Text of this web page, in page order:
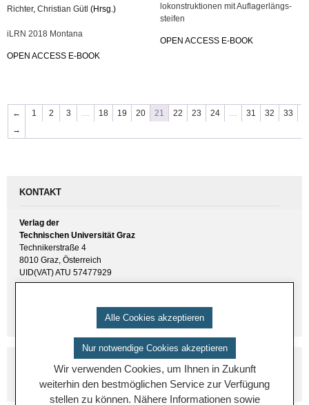
Rich­ter, Chris­ti­an Gütl (Hrsg.)
iLRN 2018 Mon­ta­na
OPEN AC­CESS E-BOOK
lo­kon­struk­tio­nen mit Auf­la­ger­längs­
stei­fen
OPEN AC­CESS E-BOOK
← 1 2 3 … 18 19 20 21 22 23 24 … 31 32
33
→
KONTAKT
Verlag der
Technischen Universität Graz
Technikerstraße 4
8010 Graz, Österreich
UID(VAT) ATU 57477929
Alle Cookies akzeptieren
Nur notwendige Cookies akzeptieren
Wir verwenden Cookies, um Ihnen in Zukunft
weiterhin den bestmöglichen Service zur Verfügung
stellen zu können. Nähere Informationen sowie